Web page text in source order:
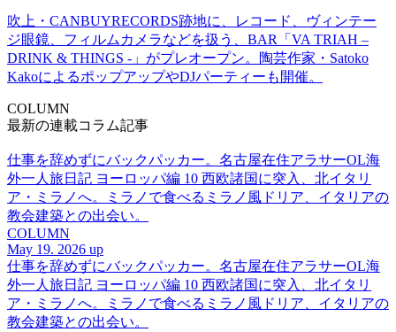
吹上・CANBUYRECORDS跡地に、レコード、ヴィンテー
ジ眼鏡、フィルムカメラなどを扱う、BAR「VA TRIAH –
DRINK & THINGS -」がプレオープン。陶芸作家・Satoko
KakoによるポップアップやDJパーティーも開催。
COLUMN
最新の連載コラム記事
仕事を辞めずにバックパッカー。名古屋在住アラサーOL海
外一人旅日記 ヨーロッパ編 10 西欧諸国に突入、北イタリ
ア・ミラノへ。ミラノで食べるミラノ風ドリア、イタリアの
教会建築との出会い。
COLUMN
May 19. 2026 up
仕事を辞めずにバックパッカー。名古屋在住アラサーOL海
外一人旅日記 ヨーロッパ編 10 西欧諸国に突入、北イタリ
ア・ミラノへ。ミラノで食べるミラノ風ドリア、イタリアの
教会建築との出会い。